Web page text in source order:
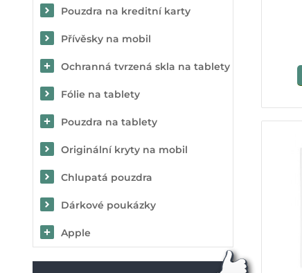
Pouzdra na kreditní karty
Přívěsky na mobil
Ochranná tvrzená skla na tablety
Fólie na tablety
Pouzdra na tablety
Originální kryty na mobil
Chlupatá pouzdra
Dárkové poukázky
Apple